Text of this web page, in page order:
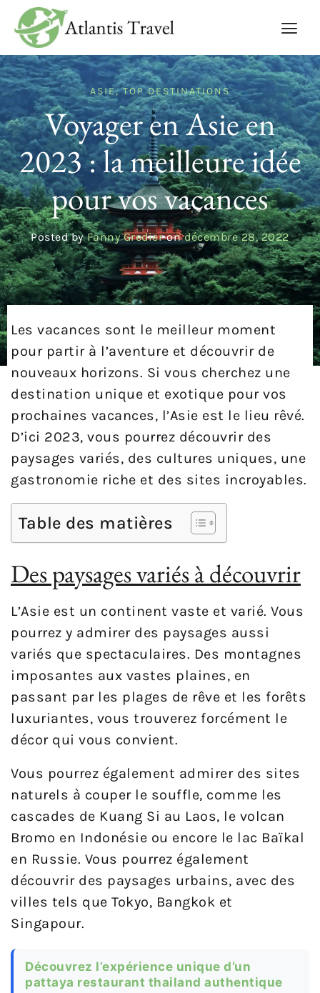
ASIE,TOP DESTINATIONS
Voyager en Asie en
2023 : la meilleure idée
pour vos vacances
Posted by Fanny Gredier on décembre 28, 2022
Les vacances sont le meilleur moment
pour partir à l’aventure et découvrir de
nouveaux horizons. Si vous cherchez une
destination unique et exotique pour vos
prochaines vacances, l’Asie est le lieu rêvé.
D’ici 2023, vous pourrez découvrir des
paysages variés, des cultures uniques, une
gastronomie riche et des sites incroyables.
Table des matières
Des paysages variés à découvrir
L’Asie est un continent vaste et varié. Vous
pourrez y admirer des paysages aussi
variés que spectaculaires. Des montagnes
imposantes aux vastes plaines, en
passant par les plages de rêve et les forêts
luxuriantes, vous trouverez forcément le
décor qui vous convient.
Vous pourrez également admirer des sites
naturels à couper le souffle, comme les
cascades de Kuang Si au Laos, le volcan
Bromo en Indonésie ou encore le lac Baïkal
en Russie. Vous pourrez également
découvrir des paysages urbains, avec des
villes tels que Tokyo, Bangkok et
Singapour.
Découvrez l’expérience unique d’un
pattaya restaurant thailand authentique